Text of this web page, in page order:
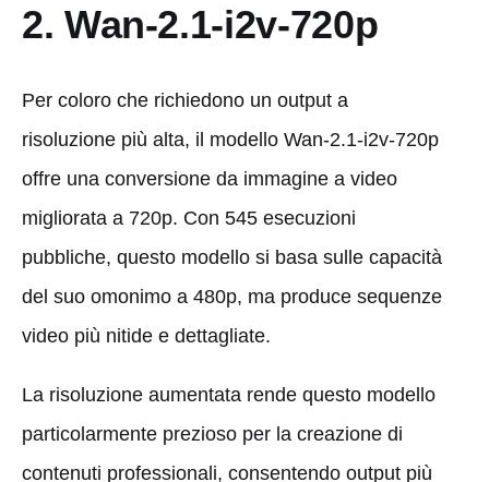
2. Wan-2.1-i2v-720p
Per coloro che richiedono un output a
risoluzione più alta, il modello Wan-2.1-i2v-720p
offre una conversione da immagine a video
migliorata a 720p. Con 545 esecuzioni
pubbliche, questo modello si basa sulle capacità
del suo omonimo a 480p, ma produce sequenze
video più nitide e dettagliate.
La risoluzione aumentata rende questo modello
particolarmente prezioso per la creazione di
contenuti professionali, consentendo output più